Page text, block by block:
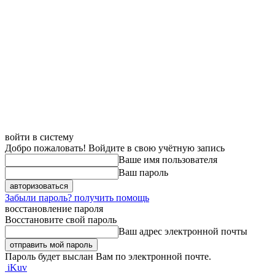
войти в систему
Добро пожаловать! Войдите в свою учётную запись
Ваше имя пользователя
Ваш пароль
Забыли пароль? получить помощь
восстановление пароля
Восстановите свой пароль
Ваш адрес электронной почты
Пароль будет выслан Вам по электронной почте.
iKuv